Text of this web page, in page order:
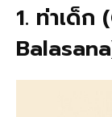
1. ท่าเด็ก